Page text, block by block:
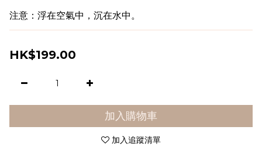
注意：浮在空氣中，沉在水中。
HK$199.00
加入購物車
加入追蹤清單